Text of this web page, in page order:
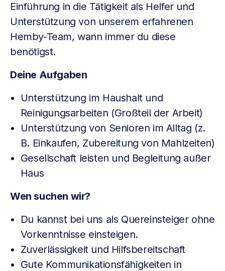
Einführung in die Tätigkeit als Helfer und
Unterstützung von unserem erfahrenen
Hemby-Team, wann immer du diese
benötigst.
Deine Aufgaben
Unterstützung im Haushalt und
Reinigungsarbeiten (Großteil der Arbeit)
Unterstützung von Senioren im Alltag (z.
B. Einkaufen, Zubereitung von Mahlzeiten)
Gesellschaft leisten und Begleitung außer
Haus
Wen suchen wir?
Du kannst bei uns als Quereinsteiger ohne
Vorkenntnisse einsteigen.
Zuverlässigkeit und Hilfsbereitschaft
Gute Kommunikationsfähigkeiten in